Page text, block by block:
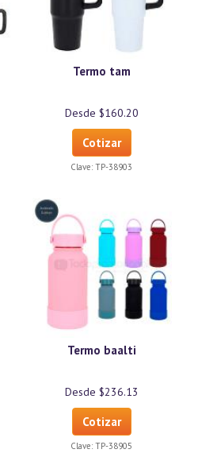
Termo tam
Desde $160.20
Cotizar
Clave: TP-38903
Termo baalti
Desde $236.13
Cotizar
Clave: TP-38905